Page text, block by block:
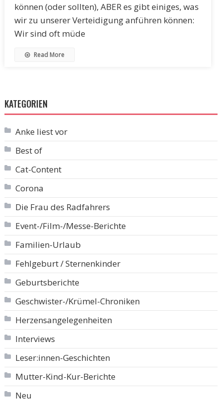
können (oder sollten), ABER es gibt einiges, was
wir zu unserer Verteidigung anführen können:
Wir sind oft müde
Read More
KATEGORIEN
Anke liest vor
Best of
Cat-Content
Corona
Die Frau des Radfahrers
Event-/Film-/Messe-Berichte
Familien-Urlaub
Fehlgeburt / Sternenkinder
Geburtsberichte
Geschwister-/Krümel-Chroniken
Herzensangelegenheiten
Interviews
Leser:innen-Geschichten
Mutter-Kind-Kur-Berichte
Neu